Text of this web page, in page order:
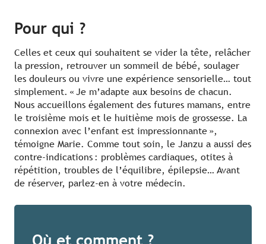
Pour qui ?
Celles et ceux qui souhaitent se vider la tête, relâcher
la pression, retrouver un sommeil de bébé, soulager
les douleurs ou vivre une expérience sensorielle… tout
simplement. « Je m’adapte aux besoins de chacun.
Nous accueillons également des futures mamans, entre
le troisième mois et le huitième mois de grossesse. La
connexion avec l’enfant est impressionnante »,
témoigne Marie. Comme tout soin, le Janzu a aussi des
contre-indications : problèmes cardiaques, otites à
répétition, troubles de l’équilibre, épilepsie… Avant
de réserver, parlez-en à votre médecin.